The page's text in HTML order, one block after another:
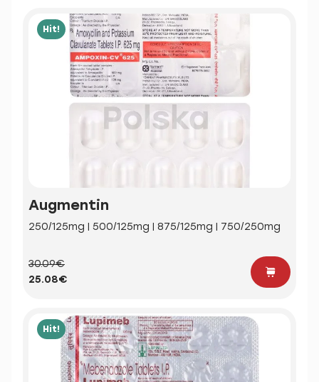
Hit!
Augmentin
250/125mg | 500/125mg | 875/125mg | 750/250mg
30.09€
25.08€
Hit!